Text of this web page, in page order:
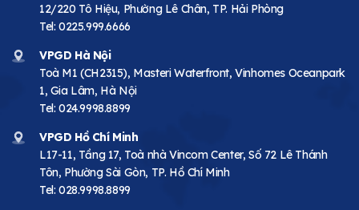
12/220 Tô Hiệu, Phường Lê Chân, TP. Hải Phòng
Tel: 0225.999.6666
VPGD Hà Nội
Toà M1 (CH2315), Masteri Waterfront, Vinhomes Oceanpark
1, Gia Lâm, Hà Nội
Tel: 024.9998.8899
VPGD Hồ Chí Minh
L17-11, Tầng 17, Toà nhà Vincom Center, Số 72 Lê Thánh
Tôn, Phường Sài Gòn, TP. Hồ Chí Minh
Tel: 028.9998.8899